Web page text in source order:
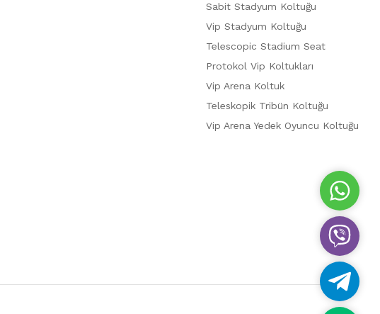
Sabit Stadyum Koltuğu
Vip Stadyum Koltuğu
Telescopic Stadium Seat
Protokol Vip Koltukları
Vip Arena Koltuk
Teleskopik Tribün Koltuğu
Vip Arena Yedek Oyuncu Koltuğu
W
h
a
t
s
A
p
V
i
b
e
T
e
l